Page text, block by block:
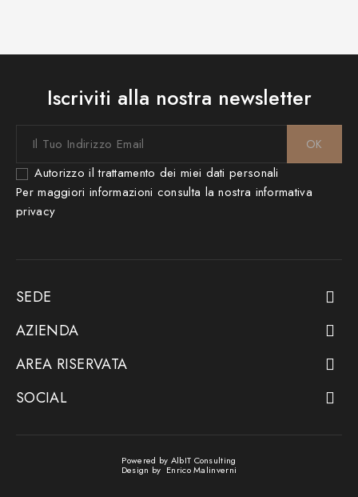
Iscriviti alla nostra newsletter
Autorizzo il trattamento dei miei dati personali
Per maggiori informazioni consulta la nostra informativa
privacy
SEDE 
AZIENDA 
AREA RISERVATA 
SOCIAL 
Powered by AlbIT Consulting
Design by Enrico Malinverni